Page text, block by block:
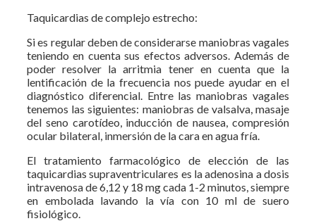
Taquicardias de complejo estrecho:
Si es regular deben de considerarse maniobras vagales
teniendo en cuenta sus efectos adversos. Además de
poder resolver la arritmia tener en cuenta que la
lentificación de la frecuencia nos puede ayudar en el
diagnóstico diferencial. Entre las maniobras vagales
tenemos las siguientes: maniobras de valsalva, masaje
del seno carotídeo, inducción de nausea, compresión
ocular bilateral, inmersión de la cara en agua fría.
El tratamiento farmacológico de elección de las
taquicardias supraventriculares es la adenosina a dosis
intravenosa de 6,12 y 18 mg cada 1-2 minutos, siempre
en embolada lavando la vía con 10 ml de suero
fisiológico.